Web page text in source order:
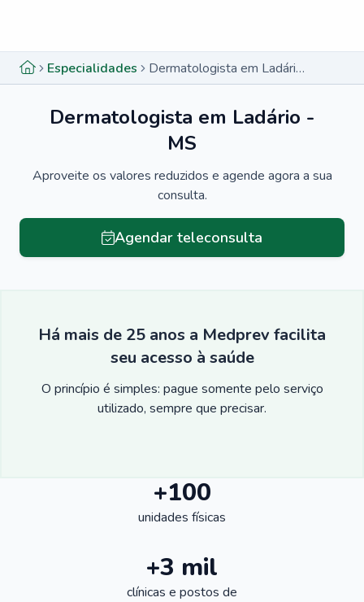
Especialidades Dermatologista em Ladário - MS
Dermatologista em Ladário -
MS
Aproveite os valores reduzidos e agende agora a sua
consulta.
Agendar teleconsulta
Há mais de 25 anos a Medprev facilita
seu acesso à saúde
O princípio é simples: pague somente pelo serviço
utilizado, sempre que precisar.
+100
unidades físicas
+3 mil
clínicas e postos de